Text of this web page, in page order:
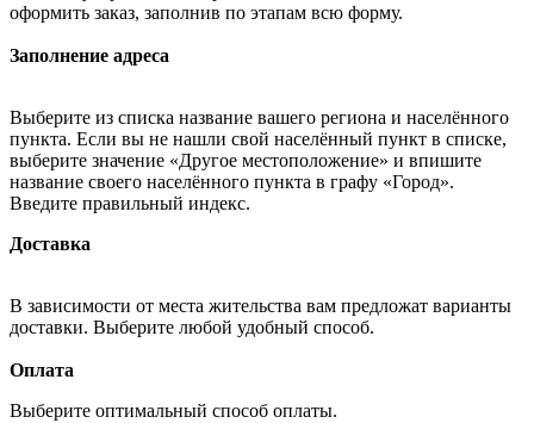
оформить заказ, заполнив по этапам всю форму.
Заполнение адреса
Выберите из списка название вашего региона и населённого
пункта. Если вы не нашли свой населённый пункт в списке,
выберите значение «Другое местоположение» и впишите
название своего населённого пункта в графу «Город».
Введите правильный индекс.
Доставка
В зависимости от места жительства вам предложат варианты
доставки. Выберите любой удобный способ.
Оплата
Выберите оптимальный способ оплаты.